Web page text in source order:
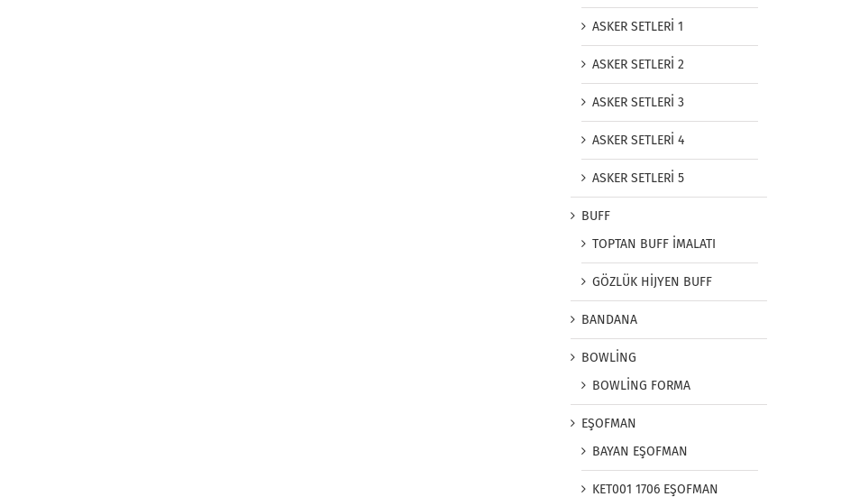
ASKER SETLERİ 1
ASKER SETLERİ 2
ASKER SETLERİ 3
ASKER SETLERİ 4
ASKER SETLERİ 5
BUFF
TOPTAN BUFF İMALATI
GÖZLÜK HİJYEN BUFF
BANDANA
BOWLİNG
BOWLİNG FORMA
EŞOFMAN
BAYAN EŞOFMAN
KET001 1706 EŞOFMAN